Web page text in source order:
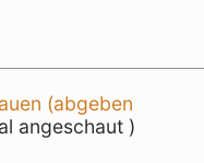
(abgeben
angeschaut )